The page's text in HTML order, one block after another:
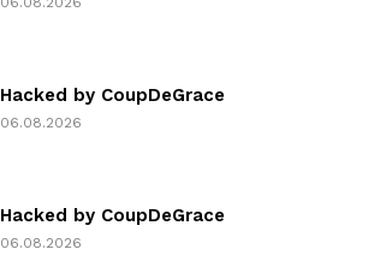
Hacked by CoupDeGrace
06.08.2026
Hacked by CoupDeGrace
06.08.2026